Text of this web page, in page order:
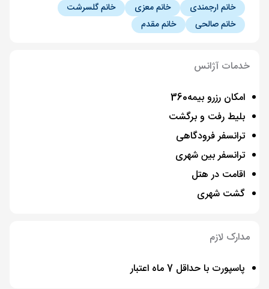
خانم ارجمندی
خانم معزی
خانم گلسرشت
خانم صالحی
خانم مقدم
خدمات آژانس
امکان رزرو بیمه360
بلیط رفت و برگشت
ترانسفر فرودگاهی
ترانسفر بین شهری
اقامت در هتل
گشت شهری
مدارک لازم
پاسپورت با حداقل 7 ماه اعتبار